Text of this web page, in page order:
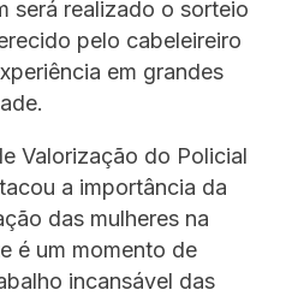
será realizado o sorteio
pelo cabeleireiro
em grandes
Valorização do Policial
a importância da
das mulheres na
é um momento de
incansável das